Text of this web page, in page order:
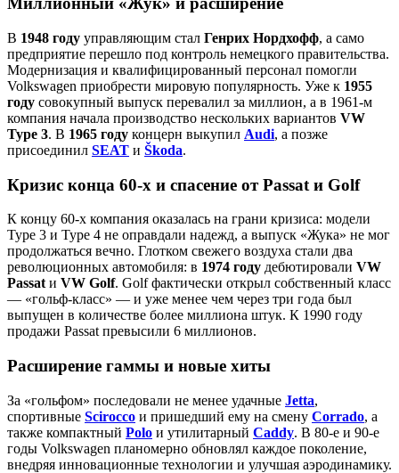
В 1948 году управляющим стал Генрих Нордхофф, а само
предприятие перешло под контроль немецкого правительства.
Модернизация и квалифицированный персонал помогли
Volkswagen приобрести мировую популярность. Уже к 1955
году совокупный выпуск перевалил за миллион, а в 1961‑м
компания начала производство нескольких вариантов VW
Type 3. В 1965 году концерн выкупил Audi, а позже
присоединил SEAT и Škoda.
Кризис конца 60‑х и спасение от Passat и Golf
К концу 60‑х компания оказалась на грани кризиса: модели
Type 3 и Type 4 не оправдали надежд, а выпуск «Жука» не мог
продолжаться вечно. Глотком свежего воздуха стали два
революционных автомобиля: в 1974 году дебютировали VW
Passat и VW Golf. Golf фактически открыл собственный класс
— «гольф‑класс» — и уже менее чем через три года был
выпущен в количестве более миллиона штук. К 1990 году
продажи Passat превысили 6 миллионов.
Расширение гаммы и новые хиты
За «гольфом» последовали не менее удачные Jetta,
спортивные Scirocco и пришедший ему на смену Corrado, а
также компактный Polo и утилитарный Caddy. В 80‑е и 90‑е
годы Volkswagen планомерно обновлял каждое поколение,
внедряя инновационные технологии и улучшая аэродинамику.